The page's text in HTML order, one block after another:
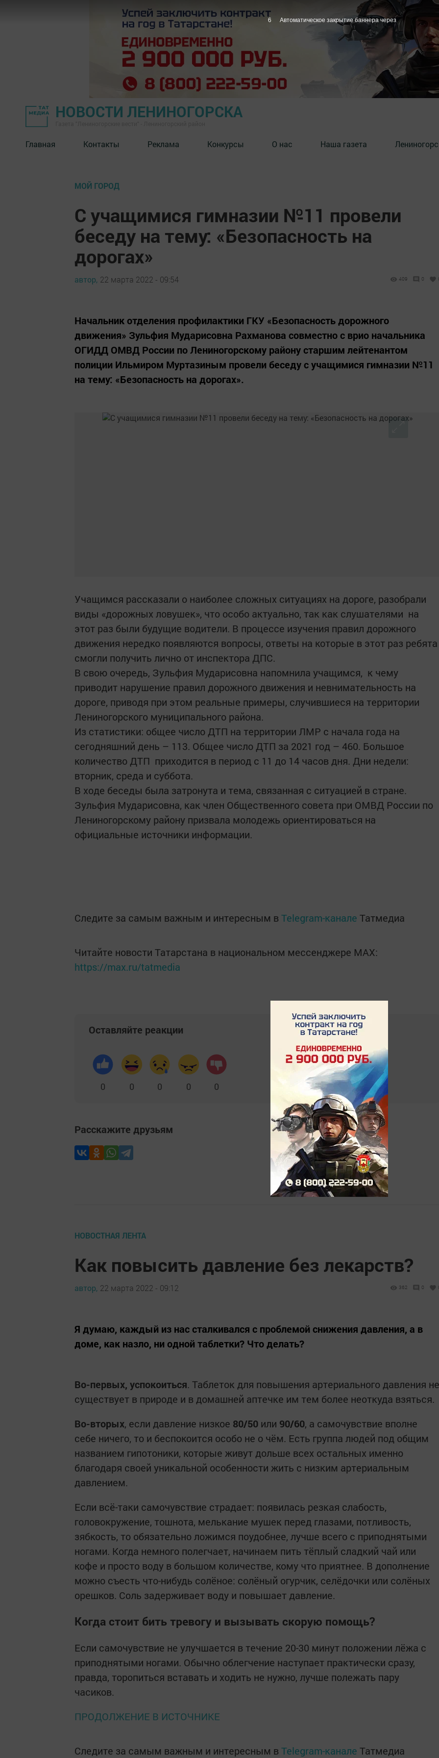
НОВОСТИ ЛЕНИНОГОРСКА
Главная Контакты Реклама Конкурсы О нас Наша газета
МОЙ ГОРОД
С учащимися гимназии №11 провели
беседу на тему: «Безопасность на
дорогах»
автор, 22 марта 2022 - 09:54 409 0
Начальник отделения профилактики ГКУ «Безопасность дорожного
движения» Зульфия Мударисовна Рахманова совместно с врио начальника
ОГИДД ОМВД России по Лениногорскому району старшим лейтенантом
полиции Ильмиром Муртазиным провели беседу с учащимися гимназии №11
на тему: «Безопасность на дорогах».
Учащимся рассказали о наиболее сложных ситуациях на дороге, разобрали
виды «дорожных ловушек», что особо актуально, так как слушателями на
этот раз были будущие водители. В процессе изучения правил дорожного
движения нередко появляются вопросы, ответы на которые в этот раз ребята
смогли получить лично от инспектора ДПС.
В свою очередь, Зульфия Мударисовна напомнила учащимся, к чему
приводит нарушение правил дорожного движения и невнимательность на
дороге, приводя при этом реальные примеры, случившиеся на территории
Лениногорского муниципального района.
Из статистики: общее число ДТП на территории ЛМР с начала года на
сегодняшний день – 113. Общее число ДТП за 2021 год – 460. Большое
количество ДТП приходится в период с 11 до 14 часов дня. Дни недели:
вторник, среда и суббота.
В ходе беседы была затронута и тема, связанная с ситуацией в стране.
Зульфия Мударисовна, как член Общественного совета при ОМВД России по
Лениногорскому району призвала молодежь ориентироваться на
официальные источники информации.
Следите за самым важным и интересным в Telegram-канале Татмедиа
Читайте новости Татарстана в национальном мессенджере MАХ:
https://max.ru/tatmedia
Оставляйте реакции
0 0 0 0 0
Расскажите друзьям
НОВОСТНАЯ ЛЕНТА
Как повысить давление без лекарств?
автор, 22 марта 2022 - 09:12 362 0
Я думаю, каждый из нас сталкивался с проблемой снижения давления, а в
доме, как назло, ни одной таблетки? Что делать?
Во-первых, успокоиться. Таблеток для повышения артериального давления не
существует в природе и в домашней аптечке им тем более неоткуда взяться.
Во-вторых, если давление низкое 80/50 или 90/60, а самочувствие вполне
себе ничего, то и беспокоится особо не о чём. Есть группа людей под общим
названием гипотоники, которые живут дольше всех остальных именно
благодаря своей уникальной особенности жить с низким артериальным
давлением.
Если всё-таки самочувствие страдает: появилась резкая слабость,
головокружение, тошнота, мелькание мушек перед глазами, потливость,
зябкость, то обязательно ложимся поудобнее, лучше всего с приподнятыми
ногами. Когда немного полегчает, начинаем пить тёплый сладкий чай или
кофе и просто воду в большом количестве, кому что приятнее. В дополнение
можно съесть что-нибудь солёное: солёный огурчик, селёдочки или солёных
орешков. Соль задерживает воду и повышает давление.
Когда стоит бить тревогу и вызывать скорую помощь?
Если самочувствие не улучшается в течение 20-30 минут положении лёжа с
приподнятыми ногами. Обычно облегчение наступает практически сразу,
правда, торопиться вставать и ходить не нужно, лучше полежать пару
часиков.
ПРОДОЛЖЕНИЕ В ИСТОЧНИКЕ
Следите за самым важным и интересным в Telegram-канале Татмедиа
5 Автоматическое закрытие баннера через